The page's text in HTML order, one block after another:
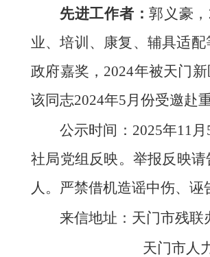
先进工作者：郭义豪
业、培训、康复、辅具适
政府嘉奖，2024年被天门
该同志2024年5月份受邀赴
公示时间：2025年11
社局党组反映。举报反映
人。严禁借机造谣中伤、诬
来信地址：天门市残联
天门市人力资源和